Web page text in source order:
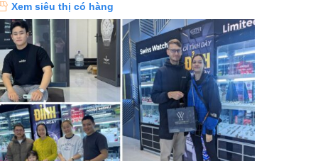
Xem siêu thị có hàng